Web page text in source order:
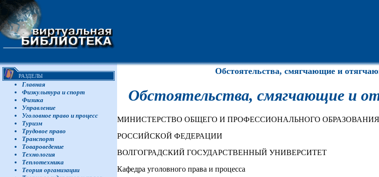
РАЗДЕЛЫ
Главная
Физкультура и спорт
Физика
Управление
Уголовное право и процесс
Туризм
Трудовое право
Транспорт
Товароведение
Технология
Теплотехника
Теория организации
Обстоятельства, смягчающие и
Обстоятельства, смягчающие и
МИНИСТЕРСТВО ОБЩЕГО И ПРОФЕССИОНАЛЬНОГО ОБРАЗОВАНИЯ
РОССИЙСКОЙ ФЕДЕРАЦИИ
ВОЛГОГРАДСКИЙ ГОСУДАРСТВЕННЫЙ УНИВЕРСИТЕТ
Кафедра уголовного права и процесса